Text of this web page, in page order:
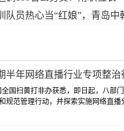
半年网络直播行业专项整治
国扫黄打非办获悉，即日起，八部
规范管理行动，并探索实施网络直播
络直播带货管理规则，形成激励正能